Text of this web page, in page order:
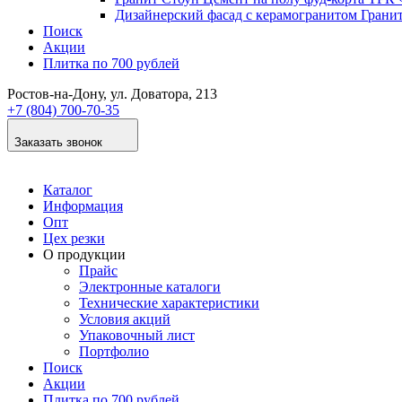
Дизайнер­ский фасад с керамогранитом
Поиск
Акции
Плитка по 700 рублей
Ростов-на-Дону, ул. Доватора, 213
+7 (804) 700-70-35
Заказать звонок
Каталог
Информация
Опт
Цех резки
О продукции
Прайс
Электронные каталоги
Технические характеристики
Условия акций
Упаковочный лист
Портфолио
Поиск
Акции